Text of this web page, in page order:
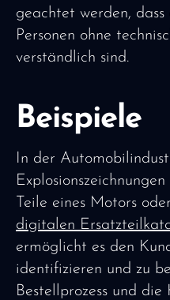
geachtet werden,
Personen ohne
verständlich sind.
Beispiele
In der
Teile eines Motors
digitalen
ermöglicht es den
identifizieren und zu
Bestellprozess und